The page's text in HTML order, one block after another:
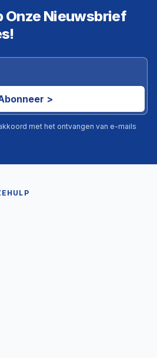
Onze Nieuwsbrief
>
met het ontvangen van e-mails